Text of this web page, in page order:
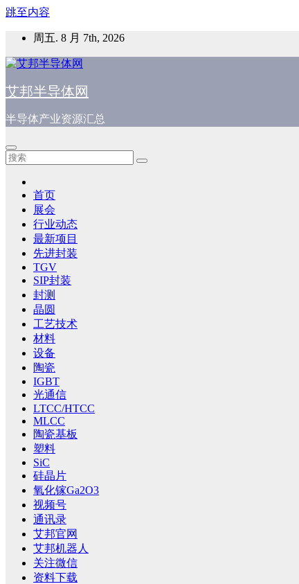
跳至内容
周五. 8 月 7th, 2026
艾邦半导体网
半导体产业资源汇总
首页
展会
行业动态
最新项目
先进封装
TGV
SIP封装
封测
晶圆
工艺技术
材料
设备
陶瓷
IGBT
光通信
LTCC/HTCC
MLCC
陶瓷基板
塑料
SiC
硅晶片
氧化镓Ga2O3
视频号
通讯录
艾邦官网
艾邦机器人
关注微信
资料下载